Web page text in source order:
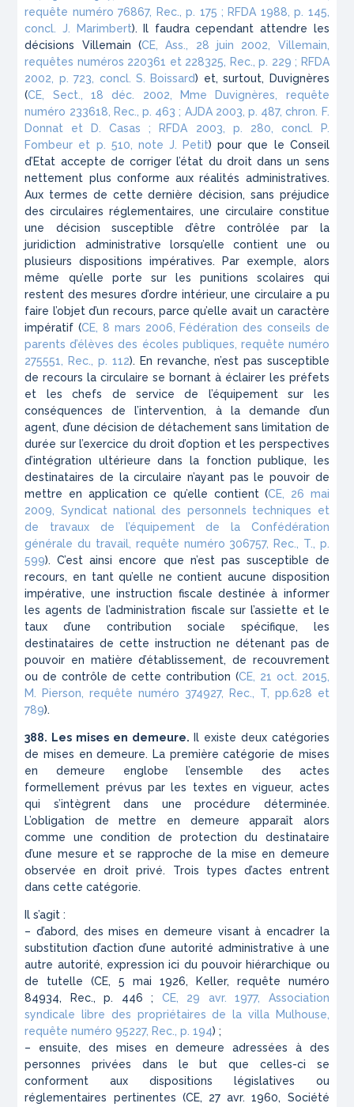
requête numéro 76867, Rec., p. 175 ; RFDA 1988, p. 145,
concl. J. Marimbert). Il faudra cependant attendre les
décisions Villemain (CE, Ass., 28 juin 2002, Villemain,
requêtes numéros 220361 et 228325, Rec., p. 229 ; RFDA
2002, p. 723, concl. S. Boissard) et, surtout, Duvignères
(CE, Sect., 18 déc. 2002, Mme Duvignères, requête
numéro 233618, Rec., p. 463 ; AJDA 2003, p. 487, chron. F.
Donnat et D. Casas ; RFDA 2003, p. 280, concl. P.
Fombeur et p. 510, note J. Petit) pour que le Conseil
d’Etat accepte de corriger l’état du droit dans un sens
nettement plus conforme aux réalités administratives.
Aux termes de cette dernière décision, sans préjudice
des circulaires réglementaires, une circulaire constitue
une décision susceptible d’être contrôlée par la
juridiction administrative lorsqu’elle contient une ou
plusieurs dispositions impératives. Par exemple, alors
même qu’elle porte sur les punitions scolaires qui
restent des mesures d’ordre intérieur, une circulaire a pu
faire l’objet d’un recours, parce qu’elle avait un caractère
impératif (CE, 8 mars 2006, Fédération des conseils de
parents d’élèves des écoles publiques, requête numéro
275551, Rec., p. 112). En revanche, n’est pas susceptible
de recours la circulaire se bornant à éclairer les préfets
et les chefs de service de l’équipement sur les
conséquences de l’intervention, à la demande d’un
agent, d’une décision de détachement sans limitation de
durée sur l’exercice du droit d’option et les perspectives
d’intégration ultérieure dans la fonction publique, les
destinataires de la circulaire n’ayant pas le pouvoir de
mettre en application ce qu’elle contient (CE, 26 mai
2009, Syndicat national des personnels techniques et
de travaux de l’équipement de la Confédération
générale du travail, requête numéro 306757, Rec., T., p.
599). C’est ainsi encore que n’est pas susceptible de
recours, en tant qu’elle ne contient aucune disposition
impérative, une instruction fiscale destinée à informer
les agents de l’administration fiscale sur l’assiette et le
taux d’une contribution sociale spécifique, les
destinataires de cette instruction ne détenant pas de
pouvoir en matière d’établissement, de recouvrement
ou de contrôle de cette contribution (CE, 21 oct. 2015,
M. Pierson, requête numéro 374927, Rec., T, pp.628 et
789).
388. Les mises en demeure. Il existe deux catégories
de mises en demeure. La première catégorie de mises
en demeure englobe l’ensemble des actes
formellement prévus par les textes en vigueur, actes
qui s’intègrent dans une procédure déterminée.
L’obligation de mettre en demeure apparaît alors
comme une condition de protection du destinataire
d’une mesure et se rapproche de la mise en demeure
observée en droit privé. Trois types d’actes entrent
dans cette catégorie.
Il s’agit :
– d’abord, des mises en demeure visant à encadrer la
substitution d’action d’une autorité administrative à une
autre autorité, expression ici du pouvoir hiérarchique ou
de tutelle (CE, 5 mai 1926, Keller, requête numéro
84934, Rec., p. 446 ; CE, 29 avr. 1977, Association
syndicale libre des propriétaires de la villa Mulhouse,
requête numéro 95227, Rec., p. 194) ;
– ensuite, des mises en demeure adressées à des
personnes privées dans le but que celles-ci se
conforment aux dispositions législatives ou
réglementaires pertinentes (CE, 27 avr. 1960, Société